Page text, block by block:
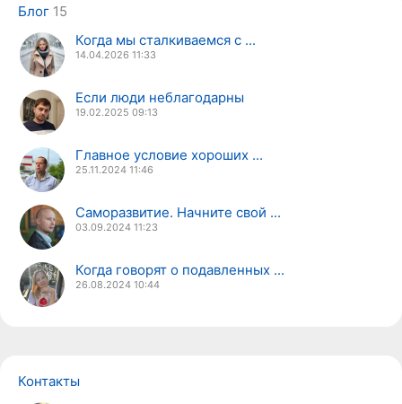
Блог 15
Когда мы сталкиваемся с ...
14.04.2026 11:33
Если люди неблагодарны
19.02.2025 09:13
Главное условие хороших ...
25.11.2024 11:46
Саморазвитие. Начните свой ...
03.09.2024 11:23
Когда говорят о подавленных ...
26.08.2024 10:44
Контакты